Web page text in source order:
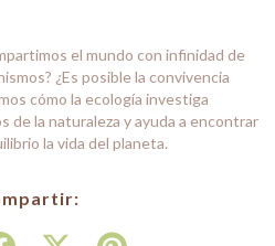
el mundo con infinidad de
¿Es posible la convivencia
cómo la ecología investiga
de la naturaleza y ayuda a encontrar
la vida del planeta.